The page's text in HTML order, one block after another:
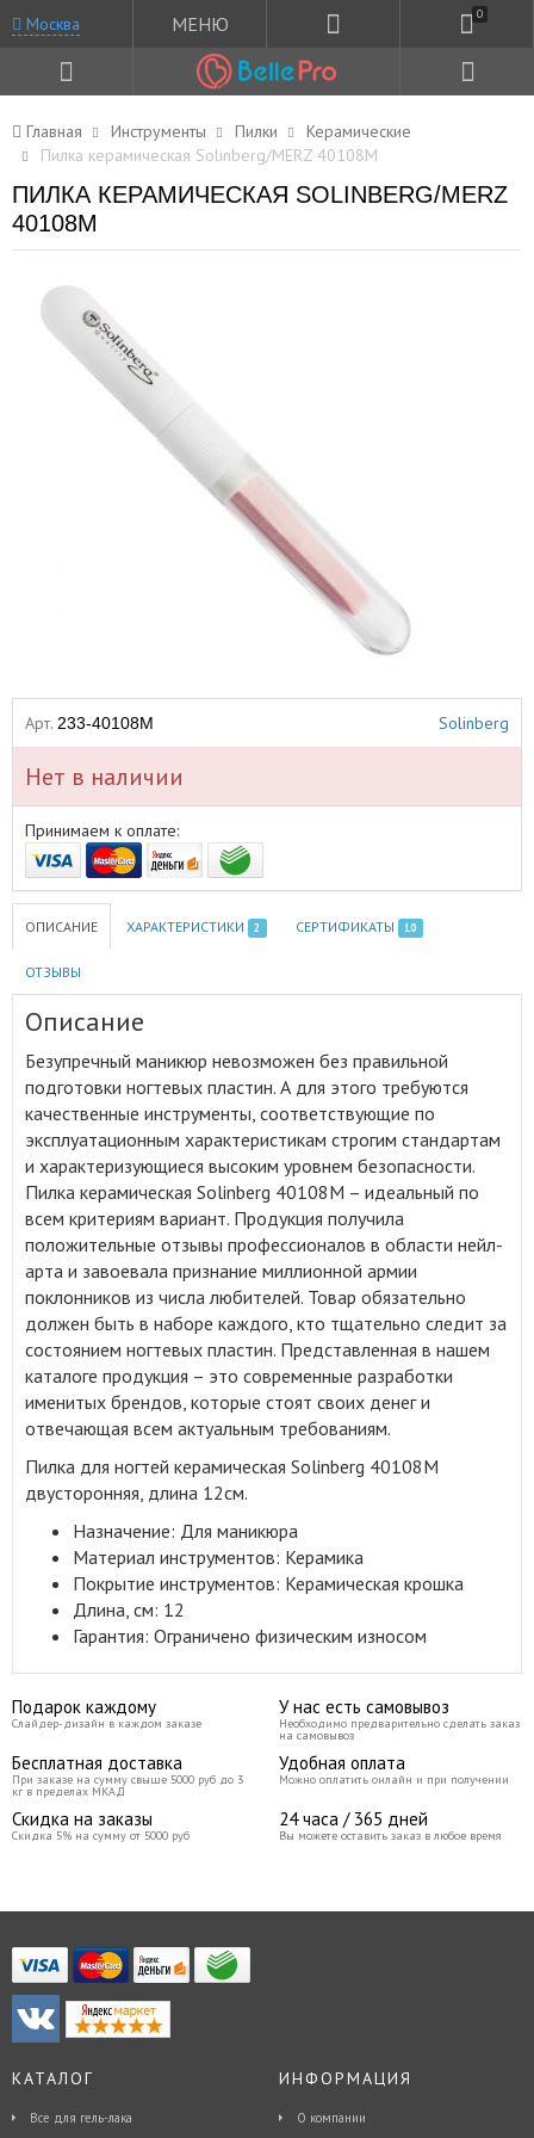
Москва МЕНЮ 0
Главная Инструменты Пилки
Керамические
Пилка керамическая Solinberg/MERZ 40108М
ПИЛКА КЕРАМИЧЕСКАЯ SOLINBERG/MERZ
40108М
Арт. 233-40108M Solinberg
Нет в наличии
Принимаем к оплате:
ОПИСАНИЕ ХАРАКТЕРИСТИКИ 2 СЕРТИФИКАТЫ 10
ОТЗЫВЫ
Описание
Безупречный маникюр невозможен без правильной
подготовки ногтевых пластин. А для этого требуются
качественные инструменты, соответствующие по
эксплуатационным характеристикам строгим стандартам
и характеризующиеся высоким уровнем безопасности.
Пилка керамическая Solinberg 40108М – идеальный по
всем критериям вариант. Продукция получила
положительные отзывы профессионалов в области нейл-
арта и завоевала признание миллионной армии
поклонников из числа любителей. Товар обязательно
должен быть в наборе каждого, кто тщательно следит за
состоянием ногтевых пластин. Представленная в нашем
каталоге продукция – это современные разработки
именитых брендов, которые стоят своих денег и
отвечающая всем актуальным требованиям.
Пилка для ногтей керамическая Solinberg 40108М
двусторонняя, длина 12см.
Назначение: Для маникюра
Материал инструментов: Керамика
Покрытие инструментов: Керамическая крошка
Длина, см: 12
Гарантия: Ограничено физическим износом
Подарок каждому
Слайдер-дизайн в каждом заказе
У нас есть самовывоз
Необходимо предварительно сделать заказ
на самовывоз
Бесплатная доставка
При заказе на сумму свыше 5000 руб до 3
кг в пределах МКАД
Удобная оплата
Можно оплатить онлайн и при получении
Скидка на заказы
Скидка 5% на сумму от 5000 руб
24 часа / 365 дней
Вы можете оставить заказ в любое время
КАТАЛОГ
Все для гель-лака
ИНФОРМАЦИЯ
О компании